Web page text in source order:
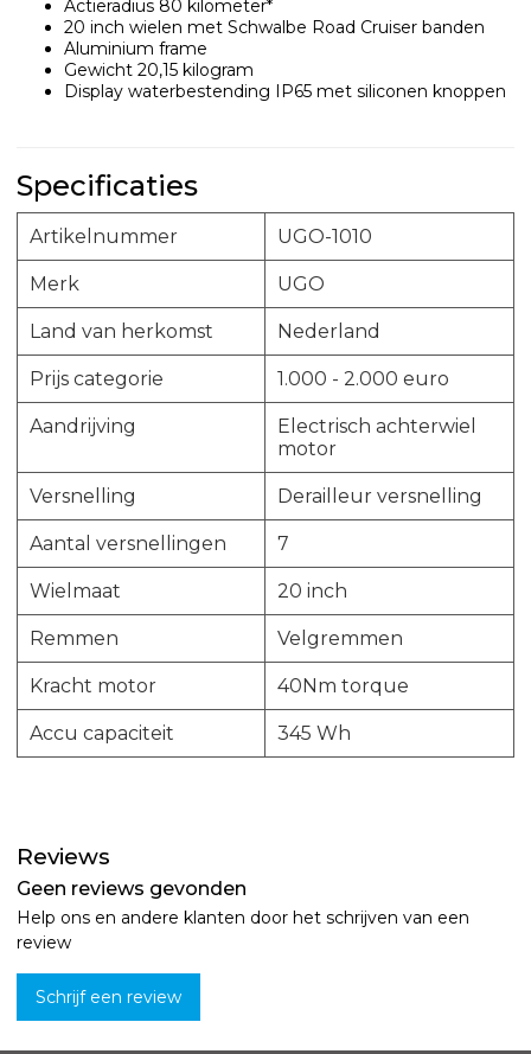
Actieradius 80 kilometer*
20 inch wielen met Schwalbe Road Cruiser banden
Aluminium frame
Gewicht 20,15 kilogram
Display waterbestending IP65 met siliconen knoppen
Specificaties
Artikelnummer UGO-1010
Merk UGO
Land van herkomst Nederland
Prijs categorie 1.000 - 2.000 euro
Aandrijving
Electrisch achterwiel
motor
Versnelling Derailleur versnelling
Aantal versnellingen 7
Wielmaat 20 inch
Remmen Velgremmen
Kracht motor 40Nm torque
Accu capaciteit 345 Wh
Reviews
Geen reviews gevonden
Help ons en andere klanten door het schrijven van een
review
Schrijf een review